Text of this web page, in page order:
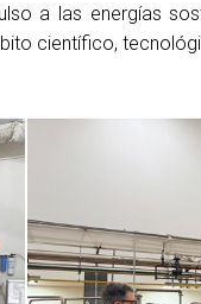
a las energías
científico,